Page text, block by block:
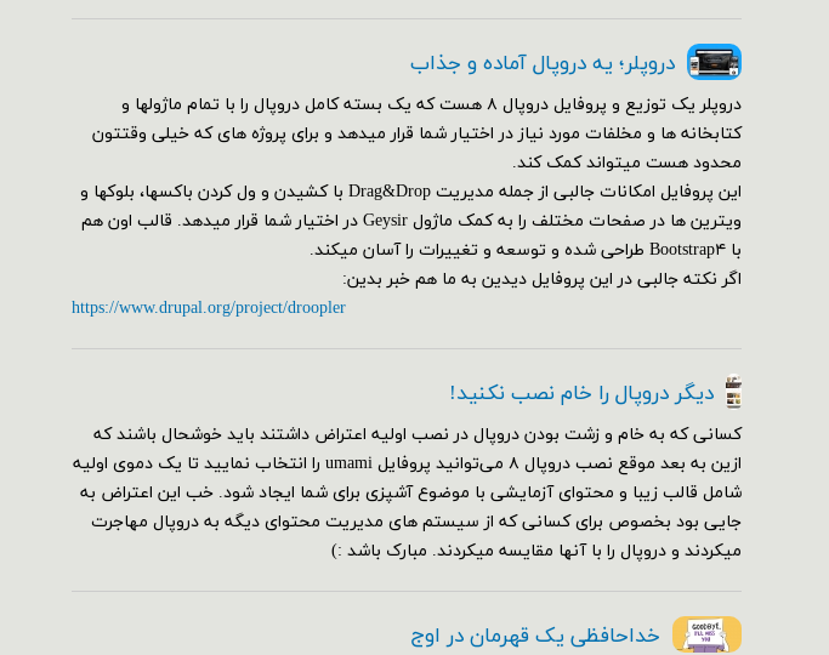
دروپلر؛ یه دروپال آماده و جذاب
دروپلر یک توزیع و پروفایل دروپال ۸ هست که یک بسته کامل دروپال را با تمام ماژولها و
کتابخانه ها و مخلفات مورد نیاز در اختیار شما قرار میدهد و برای پروژه های که خیلی وقتتون
محدود هست میتواند کمک کند.
این پروفایل امکانات جالبی از جمله مدیریت Drag&Drop با کشیدن و ول کردن باکسها، بلوکها و
ویترین ها در صفحات مختلف را به کمک ماژول Geysir در اختیار شما قرار میدهد. قالب اون هم
با Bootstrap۴ طراحی شده و توسعه و تغییرات را آسان میکند.
اگر نکته جالبی در این پروفایل دیدین به ما هم خبر بدین:
https://www.drupal.org/project/droopler
دیگر دروپال را خام نصب نکنید!
کسانی که به خام و زشت بودن دروپال در نصب اولیه اعتراض داشتند باید خوشحال باشند که
ازین به بعد موقع نصب دروپال ۸ می‌توانید پروفایل umami را انتخاب نمایید تا یک دموی اولیه
شامل قالب زیبا و محتوای آزمایشی با موضوع آشپزی برای شما ایجاد شود. خب این اعتراض به
جایی بود بخصوص برای کسانی که از سیستم های مدیریت محتوای دیگه به دروپال مهاجرت
میکردند و دروپال را با آنها مقایسه میکردند. مبارک باشد :)
خداحافظی یک قهرمان در اوج